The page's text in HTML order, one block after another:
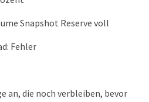
Snapshot Reserve voll
Fehler
an, die noch verbleiben, bevor